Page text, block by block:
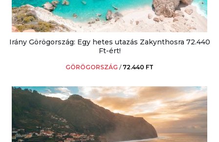
Irány Görögország: Egy hetes utazás Zakynthosra 72.440
Ft-ért!
GÖRÖGORSZÁG / 72.440 FT